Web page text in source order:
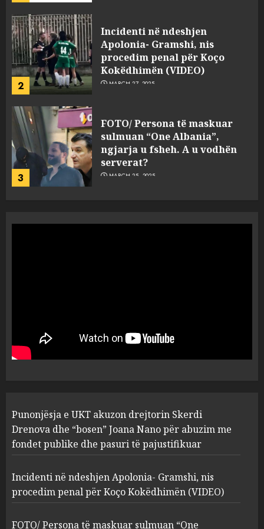
3
FOTO/ Persona të maskuar
sulmuan “One Albania”,
ngjarja u fsheh. A u vodhën
serverat?
MARCH 25, 2025
4
Prokuroria jep pretencën, ja
çfarë dënimi kërkon për
Mariela dhe Antonela
Berishën
MARCH 25, 2025
1
“bosen” Joana Nano për
abuzim me fondet publike dhe
pasuri të pajustifikuar
2
Apolonia- Gramshi, nis
procedim penal për Koço
Kokëdhimën (VIDEO)
MARCH 27, 2025
FOTO/ Persona të maskuar
sulmuan “One Albania”,
ngjarja u fsheh. A u vodhën
Punonjësja e UKT akuzon drejtorin Skerdi
Drenova dhe “bosen” Joana Nano për abuzim me
fondet publike dhe pasuri të pajustifikuar
Incidenti në ndeshjen Apolonia- Gramshi, nis
procedim penal për Koço Kokëdhimën (VIDEO)
FOTO/ Persona të maskuar sulmuan “One